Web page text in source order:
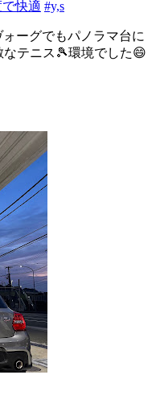
快適 #y,s
ーグでもパノラマ台に
テニス🎾環境でした😄